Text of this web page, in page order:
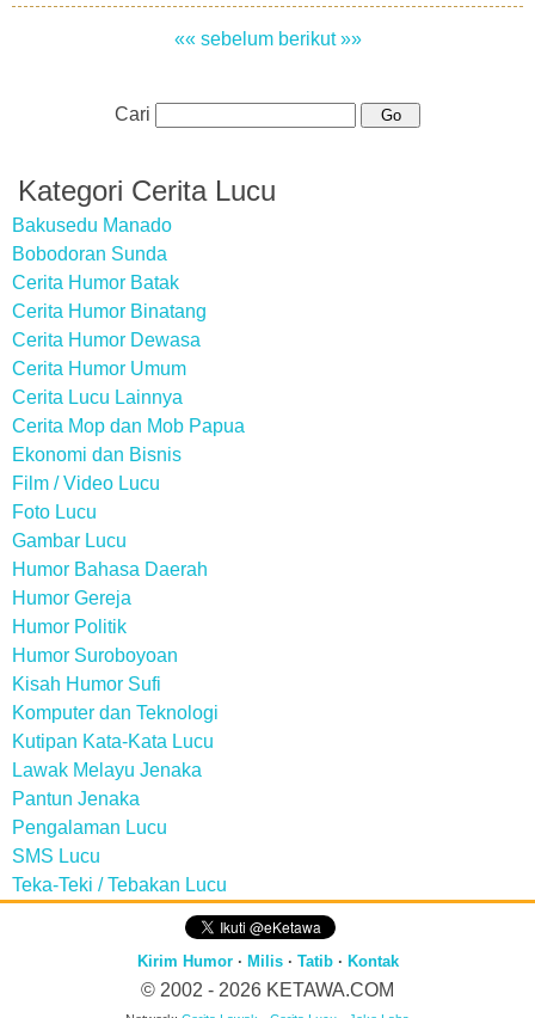
«« sebelum berikut »»
Cari
Kategori Cerita Lucu
Bakusedu Manado
Bobodoran Sunda
Cerita Humor Batak
Cerita Humor Binatang
Cerita Humor Dewasa
Cerita Humor Umum
Cerita Lucu Lainnya
Cerita Mop dan Mob Papua
Ekonomi dan Bisnis
Film / Video Lucu
Foto Lucu
Gambar Lucu
Humor Bahasa Daerah
Humor Gereja
Humor Politik
Humor Suroboyoan
Kisah Humor Sufi
Komputer dan Teknologi
Kutipan Kata-Kata Lucu
Lawak Melayu Jenaka
Pantun Jenaka
Pengalaman Lucu
SMS Lucu
Teka-Teki / Tebakan Lucu
Kirim Humor· Milis· Tatib· Kontak
© 2002 - 2026 KETAWA.COM